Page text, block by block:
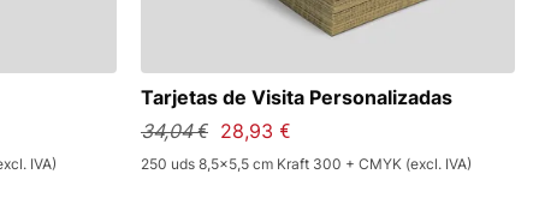
IVA)
Tarjetas de Visita Personalizadas
34,04 € 28,93 €
250 uds 8,5x5,5 cm Kraft 300 + CMYK (excl. IVA)